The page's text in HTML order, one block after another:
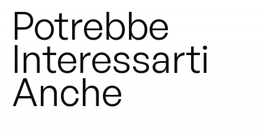
Potrebbe
Interessarti
Anche